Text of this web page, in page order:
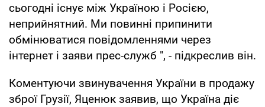
сьогодні існує між Україною і Росією,
неприйнятний. Ми повинні припинити
обмінюватися повідомленнями через
інтернет і заяви прес-служб ", - підкреслив він.
Коментуючи звинувачення України в продажу
зброї Грузії, Яценюк заявив, що Україна діє